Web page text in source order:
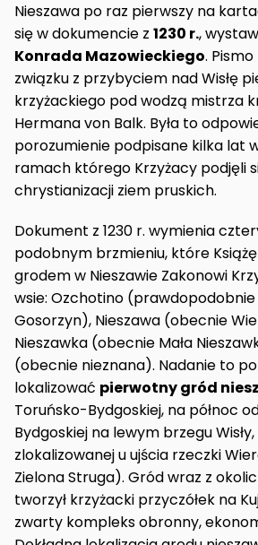
Nieszawa po raz pierwszy na
się w dokumencie z 1230 r.,
Konrada Mazowieckiego.
związku z przybyciem nad Wisłę
krzyżackiego pod wodzą mistrza
Hermana von Balk. Była to
porozumienie podpisane kilka lat
ramach którego Krzyżacy podjęli
chrystianizacji ziem pruskich.
Dokument z 1230 r. wymienia
podobnym brzmieniu, które
grodem w Nieszawie Zakonowi
wsie: Ozchotino
Gosorzyn), Nieszawa (obecnie
Nieszawka (obecnie Mała
(obecnie nieznana). Nadanie to
lokalizować pierwotny gród
Toruńsko-Bydgoskiej, na północ
Bydgoskiej na lewym brzegu
zlokalizowanej u ujścia rzeczki
Zielona Struga). Gród wraz z
tworzył krzyżacki przyczółek na
zwarty kompleks obronny,